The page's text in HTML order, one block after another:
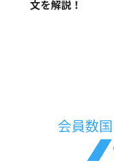
文を解説！